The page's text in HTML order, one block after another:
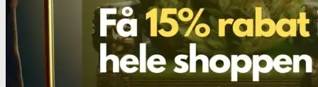
Ketamin
Ketamin renhedstest
MCPP